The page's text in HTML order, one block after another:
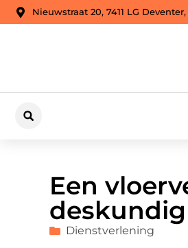
Nieuwstraat 20, 7411 LG
Een
Dienstverlening